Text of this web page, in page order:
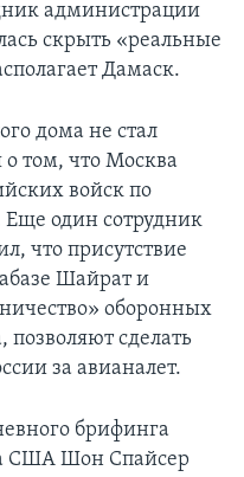
администрации
скрыть «реальные
Дамаск.
дома не стал
том, что Москва
войск по
один сотрудник
что присутствие
Шайрат и
оборонных
сделать
за авианалет.
брифинга
США Шон Спайсер